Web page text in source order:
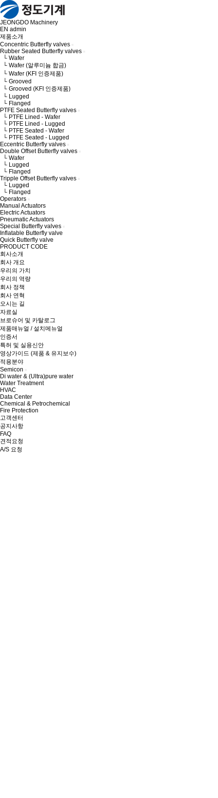
JEONGDO Machinery
EN admin
제품소개
Concentric Butterfly valves
Rubber Seated Butterfly valves
└ Wafer
└ Wafer (알루미늄 합금)
└ Wafer (KFI 인증제품)
└ Grooved
└ Grooved (KFI 인증제품)
└ Lugged
└ Flanged
PTFE Seated Butterfly valves
└ PTFE Lined - Wafer
└ PTFE Lined - Lugged
└ PTFE Seated - Wafer
└ PTFE Seated - Lugged
Eccentric Butterfly valves
Double Offset Butterfly valves
└ Wafer
└ Lugged
└ Flanged
Tripple Offset Butterfly valves
└ Lugged
└ Flanged
Operators
Manual Actuators
Electric Actuators
Pneumatic Actuators
Special Butterfly valves
Inflatable Butterfly valve
Quick Butterfly valve
PRODUCT CODE
회사소개
회사 개요
우리의 가치
우리의 역량
회사 정책
회사 연혁
오시는 길
자료실
브로슈어 및 카탈로그
제품매뉴얼 / 설치메뉴얼
인증서
특허 및 실용신안
영상가이드 (제품 & 유지보수)
적용분야
Semicon
Di water & (Ultra)pure water
Water Treatment
HVAC
Data Center
Chemical & Petrochemical
Fire Protection
고객센터
공지사항
FAQ
견적요청
A/S 요청